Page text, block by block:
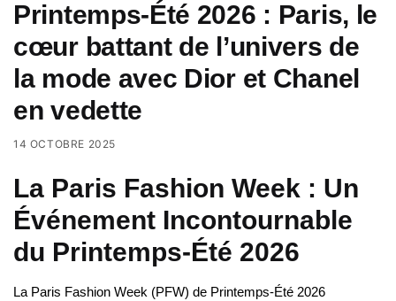
Printemps-Été 2026 : Paris, le
cœur battant de l’univers de
la mode avec Dior et Chanel
en vedette
14 OCTOBRE 2025
La Paris Fashion Week : Un
Événement Incontournable
du Printemps-Été 2026
La Paris Fashion Week (PFW) de Printemps-Été 2026